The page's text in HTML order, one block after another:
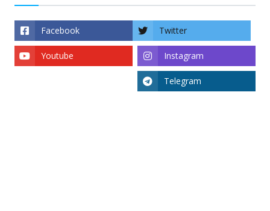
Facebook Twitter
Instagram
Youtube
Telegram